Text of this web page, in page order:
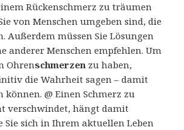
Rückenschmerz zu träumen
von Menschen umgeben sind, die
Außerdem müssen Sie Lösungen
anderer Menschen empfehlen. Um
Ohrenschmerzen zu haben,
die Wahrheit sagen – damit
können. @ Einen Schmerz zu
verschwindet, hängt damit
Sie sich in Ihrem aktuellen Leben